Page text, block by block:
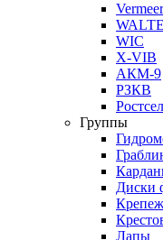
Vermeer
WIC
X-VIB
АКМ-9
РЗКВ
Группы
Диски
Лапы